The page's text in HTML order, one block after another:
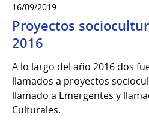
16/09/2019
Proyectos
2016
A lo largo del año 2016 dos
llamados a proyectos
llamado a Emergentes y
Culturales.